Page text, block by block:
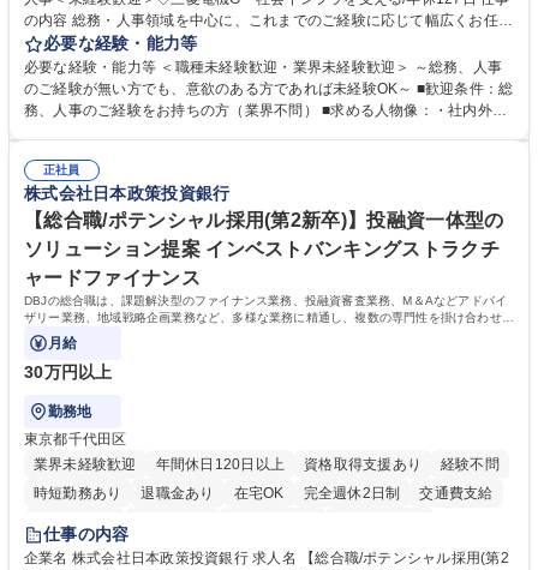
の内容 総務・人事領域を中心に、これまでのご経験に応じて幅広くお任せ
します。 ＜具体的には＞ ・総務/人事労務（給与・社保・勤怠管理など）
・採用・教育研修 ・福利厚生運用 など ※基本的には事務所勤務ですが、
採用や教育等の業務内容により、関西圏以外への日帰り・宿泊を伴う国内
出張もございます。 ※担当業務を持ちつつ、お互いに助け合いながら、総
必要な経験・能力等
必要な経験・能力等 ＜職種未経験歓迎・業界未経験歓迎＞ ～総務、人事
のご経験が無い方でも、意欲のある方であれば未経験OK～ ■歓迎条件：総
務、人事のご経験をお持ちの方（業界不問） ■求める人物像：・社内外の
正社員
株式会社日本政策投資銀行
【総合職/ポテンシャル採用(第2新卒)】投融資一体型の
ソリューション提案 インベストバンキングストラクチ
ャードファイナンス
DBJの総合職は、課題解決型のファイナンス業務、投融資審査業務、M＆Aなどアドバイ
ザリー業務、地域戦略企画業務など、多様な業務に精通し、複数の専門性を掛け合わせて
広く社会に貢献していく職種です。
月給
30万円以上
勤務地
東京都千代田区
業界未経験歓迎
年間休日120日以上 資格取得支援あり
経験不問
時短勤務あり
退職金あり 在宅OK 完全週休2日制
交通費支給
駅近5分以内
食事補助あり
託児所あり
仕事の内容
企業名 株式会社日本政策投資銀行 求人名 【総合職/ポテンシャル採用(第2